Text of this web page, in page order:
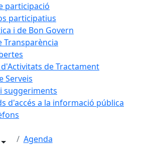
participació
participatius
i de Bon Govern
Transparència
de Tractament
Serveis
suggeriments
d'accés a la informació pública
Agenda